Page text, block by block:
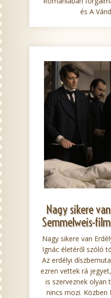
és A
Nagy sikere
Semmelweis-
Nagy sikere van
Ignác életéről szóló
Az erdélyi
ezren vettek rá
is szerveznek olyan
nincs mozi. Közben